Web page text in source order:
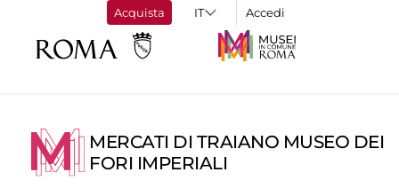
Acquista Accedi
MERCATI DI TRAIANO MUSEO DEI
FORI IMPERIALI